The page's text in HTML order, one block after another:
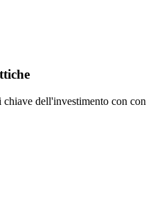
chiave dell'investimento con